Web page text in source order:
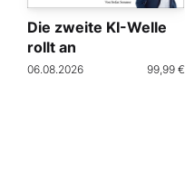
Die zweite KI-Welle
rollt an
06.08.2026 99,99 €